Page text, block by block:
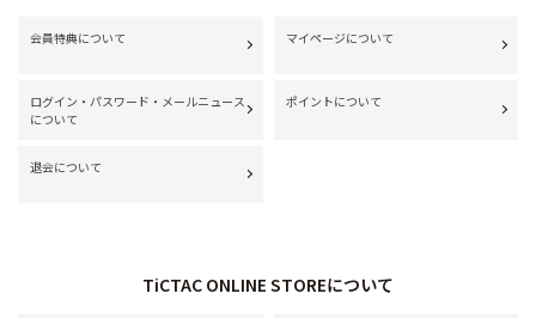
会員特典について マイページについて
ログイン・パスワード・メールニュース
について
ポイントについて
退会について
TiCTAC ONLINE STOREについて